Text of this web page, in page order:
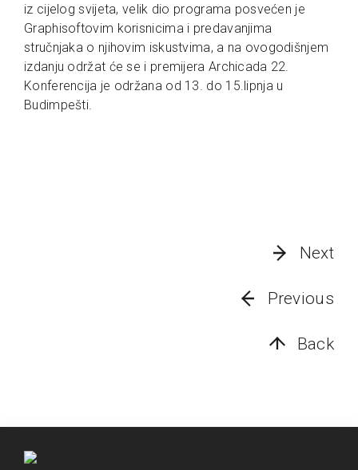
iz cijelog svijeta, velik dio programa posvećen je
Graphisoftovim korisnicima i predavanjima
stručnjaka o njihovim iskustvima, a na ovogodišnjem
izdanju održat će se i premijera Archicada 22.
Konferencija je održana od 13. do 15.lipnja u
Budimpešti.
Next
Previous
Back